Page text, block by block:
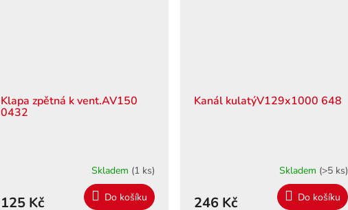
Klapa zpětná k vent.AV150
0432
Skladem (1 ks)
125 Kč Do košíku
Kanál kulatýV129x1000 648
Skladem (>5 ks)
246 Kč Do košíku